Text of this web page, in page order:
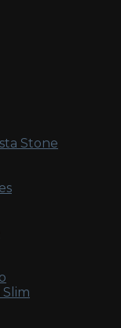
Stone